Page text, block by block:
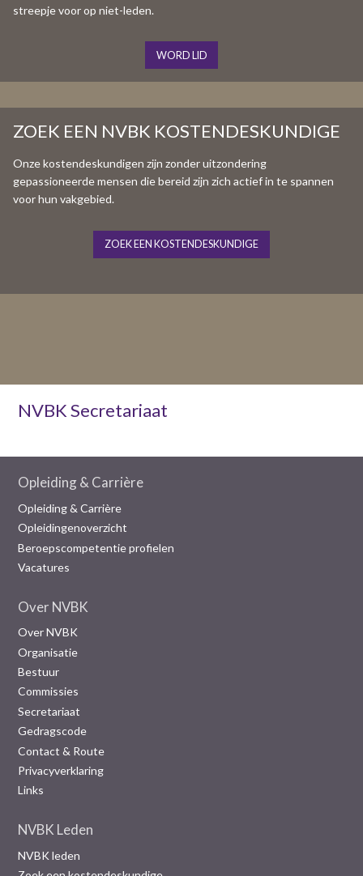
streepje voor op niet-leden.
WORD LID
ZOEK EEN NVBK KOSTENDESKUNDIGE
Onze kostendeskundigen zijn zonder uitzondering
gepassioneerde mensen die bereid zijn zich actief in te spannen
voor hun vakgebied.
ZOEK EEN KOSTENDESKUNDIGE
NVBK Secretariaat
Opleiding & Carrière
Opleiding & Carrière
Opleidingenoverzicht
Beroepscompetentie profielen
Vacatures
Over NVBK
Over NVBK
Organisatie
Bestuur
Commissies
Secretariaat
Gedragscode
Contact & Route
Privacyverklaring
Links
NVBK Leden
NVBK leden